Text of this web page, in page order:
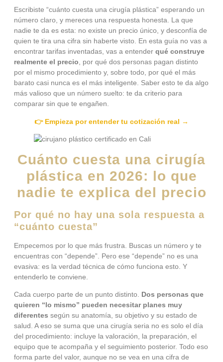
Escribiste “cuánto cuesta una cirugía plástica” esperando un
número claro, y mereces una respuesta honesta. La que
nadie te da es esta: no existe un precio único, y desconfía de
quien te tira una cifra sin haberte visto. En esta guía no vas a
encontrar tarifas inventadas, vas a entender qué construye
realmente el precio, por qué dos personas pagan distinto
por el mismo procedimiento y, sobre todo, por qué el más
barato casi nunca es el más inteligente. Saber esto te da algo
más valioso que un número suelto: te da criterio para
comparar sin que te engañen.
👉 Empieza por entender tu cotización real →
Cuánto cuesta una cirugía
plástica en 2026: lo que
nadie te explica del precio
Por qué no hay una sola respuesta a
“cuánto cuesta”
Empecemos por lo que más frustra. Buscas un número y te
encuentras con “depende”. Pero ese “depende” no es una
evasiva: es la verdad técnica de cómo funciona esto. Y
entenderlo te conviene.
Cada cuerpo parte de un punto distinto.
Dos personas que
quieren “lo mismo” pueden necesitar planes muy
diferentes según su anatomía, su objetivo y su estado de
salud. A eso se suma que una cirugía seria no es solo el día
del procedimiento: incluye la valoración, la preparación, el
equipo que te acompaña y el seguimiento posterior. Todo eso
forma parte del valor, aunque no se vea en una cifra de